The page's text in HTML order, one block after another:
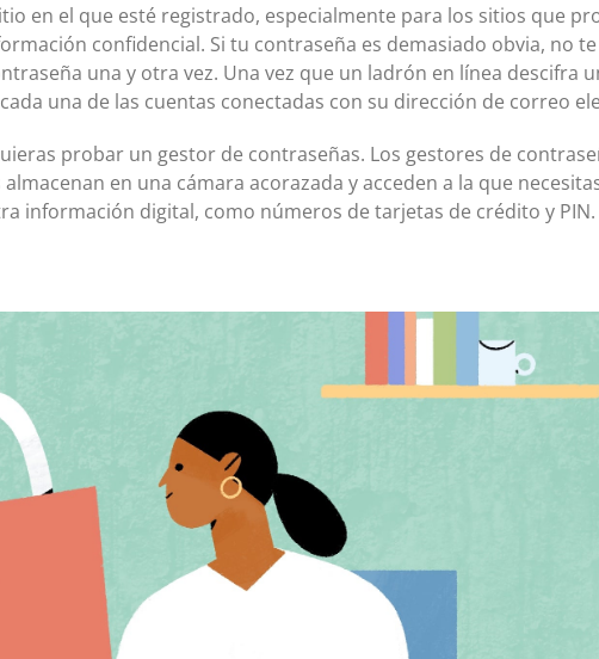
en el que esté registrado, especialmente para los sitios que
confidencial. Si tu contraseña es demasiado obvia, no
una y otra vez. Una vez que un ladrón en línea descifra
una de las cuentas conectadas con su dirección de correo
probar un gestor de contraseñas. Los gestores de
en una cámara acorazada y acceden a la que
información digital, como números de tarjetas de crédito y PIN.